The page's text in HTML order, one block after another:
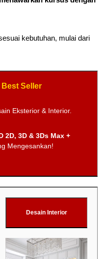
kebutuhan, mulai dari
Seller
Eksterior & Interior.
2D, 3D & 3Ds Max +
Mengesankan!
Desain Interior